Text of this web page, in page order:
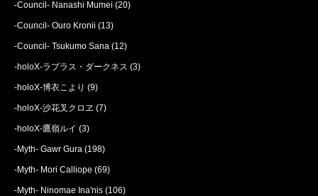
-Council- Nanashi Mumei (20)
-Council- Ouro Kronii (13)
-Council- Tsukumo Sana (12)
-holoX-ラプラス・ダークネス (3)
-holoX-博衣こより (9)
-holoX-沙花叉クロヱ (7)
-holoX-鷹嶺ルイ (3)
-Myth- Gawr Gura (198)
-Myth- Mori Calliope (69)
-Myth- Ninomae Ina'nis (106)